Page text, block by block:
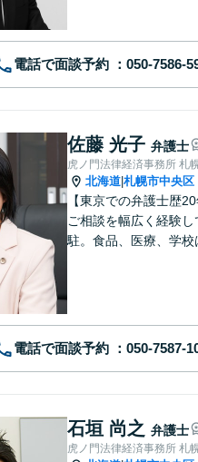
電話で面談予約
佐藤 光子 弁護士
虎ノ門法律経済事務所 札
北海道 札幌市中央区
【東京での弁護士歴
ご相談を幅広く経験
駐。食品、医療、学校
電話で面談予約
石垣 尚之 弁護士
虎ノ門法律経済事務所 札